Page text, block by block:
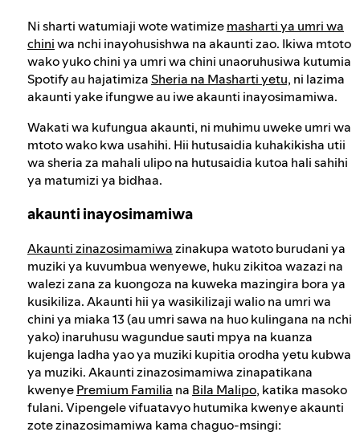
Ni sharti watumiaji wote watimizemasharti ya umri wa
chiniwa nchi inayohusishwa na akaunti zao. Ikiwa mtoto
wako yuko chini ya umri wa chini unaoruhusiwa kutumia
Spotify au hajatimizaSheria na Masharti yetu, ni lazima
akaunti yake ifungwe au iwe akaunti inayosimamiwa.
Wakati wa kufungua akaunti, ni muhimu uweke umri wa
mtoto wako kwa usahihi. Hii hutusaidia kuhakikisha utii
wa sheria za mahali ulipo na hutusaidia kutoa hali sahihi
ya matumizi ya bidhaa.
akaunti inayosimamiwa
Akaunti zinazosimamiwazinakupa watoto burudani ya
muziki ya kuvumbua wenyewe, huku zikitoa wazazi na
walezi zana za kuongoza na kuweka mazingira bora ya
kusikiliza. Akaunti hii ya wasikilizaji walio na umri wa
chini ya miaka 13 (au umri sawa na huo kulingana na nchi
yako) inaruhusu wagundue sauti mpya na kuanza
kujenga ladha yao ya muziki kupitia orodha yetu kubwa
ya muziki. Akaunti zinazosimamiwa zinapatikana
kwenyePremium Familia na Bila Malipo, katika masoko
fulani. Vipengele vifuatavyo hutumika kwenye akaunti
zote zinazosimamiwa kama chaguo-msingi: